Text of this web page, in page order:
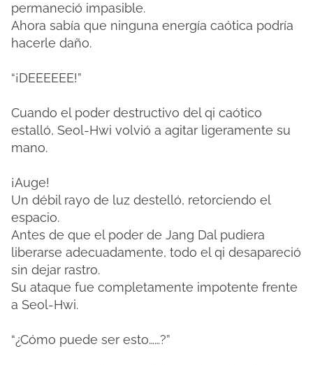
permaneció impasible.
Ahora sabía que ninguna energía caótica podría
hacerle daño.
“¡DEEEEEE!”
Cuando el poder destructivo del qi caótico
estalló, Seol-Hwi volvió a agitar ligeramente su
mano.
¡Auge!
Un débil rayo de luz destelló, retorciendo el
espacio.
Antes de que el poder de Jang Dal pudiera
liberarse adecuadamente, todo el qi desapareció
sin dejar rastro.
Su ataque fue completamente impotente frente
a Seol-Hwi.
“¿Cómo puede ser esto……?”